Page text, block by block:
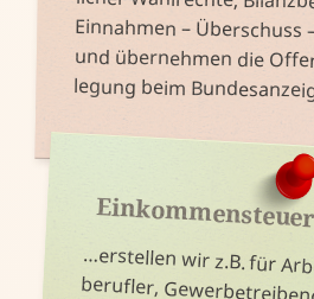
legung beim
berufler,